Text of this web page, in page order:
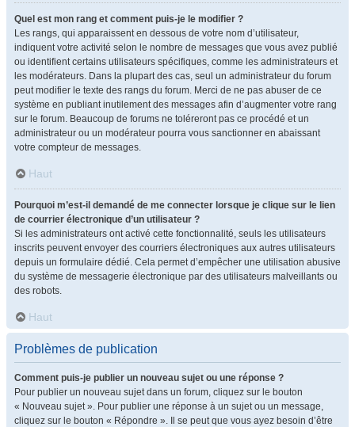
Quel est mon rang et comment puis-je le modifier ?
Les rangs, qui apparaissent en dessous de votre nom d’utilisateur,
indiquent votre activité selon le nombre de messages que vous avez publié
ou identifient certains utilisateurs spécifiques, comme les administrateurs et
les modérateurs. Dans la plupart des cas, seul un administrateur du forum
peut modifier le texte des rangs du forum. Merci de ne pas abuser de ce
système en publiant inutilement des messages afin d’augmenter votre rang
sur le forum. Beaucoup de forums ne toléreront pas ce procédé et un
administrateur ou un modérateur pourra vous sanctionner en abaissant
votre compteur de messages.
Haut
Pourquoi m’est-il demandé de me connecter lorsque je clique sur le lien
de courrier électronique d’un utilisateur ?
Si les administrateurs ont activé cette fonctionnalité, seuls les utilisateurs
inscrits peuvent envoyer des courriers électroniques aux autres utilisateurs
depuis un formulaire dédié. Cela permet d’empêcher une utilisation abusive
du système de messagerie électronique par des utilisateurs malveillants ou
des robots.
Haut
Problèmes de publication
Comment puis-je publier un nouveau sujet ou une réponse ?
Pour publier un nouveau sujet dans un forum, cliquez sur le bouton
« Nouveau sujet ». Pour publier une réponse à un sujet ou un message,
cliquez sur le bouton « Répondre ». Il se peut que vous ayez besoin d’être